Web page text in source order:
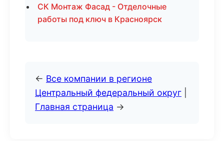
СК Монтаж Фасад - Отделочные
работы под ключ в Красноярск
← Все компании в регионе
Центральный федеральный округ
Главная страница →